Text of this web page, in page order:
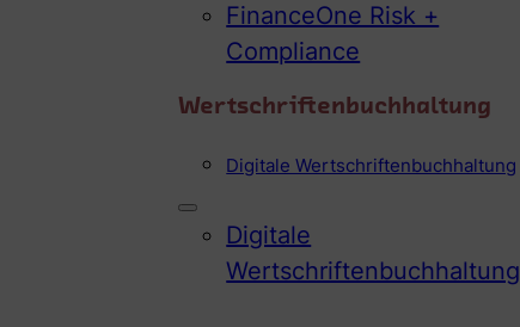
FinanceOne Risk +
Compliance
Wertschriftenbuchhaltung
Digitale Wertschriftenbuchhaltung
Digitale
Wertschriftenbuchhaltung